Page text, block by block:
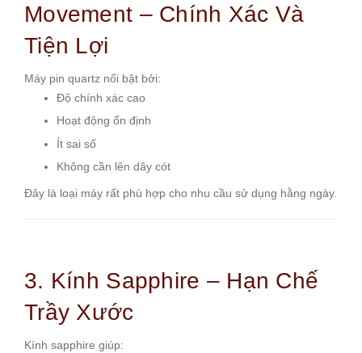
Movement – Chính Xác Và
Tiện Lợi
Máy pin quartz nổi bật bởi:
Độ chính xác cao
Hoạt động ổn định
Ít sai số
Không cần lên dây cót
Đây là loại máy rất phù hợp cho nhu cầu sử dụng hằng ngày.
3. Kính Sapphire – Hạn Chế
Trầy Xước
Kính sapphire giúp: